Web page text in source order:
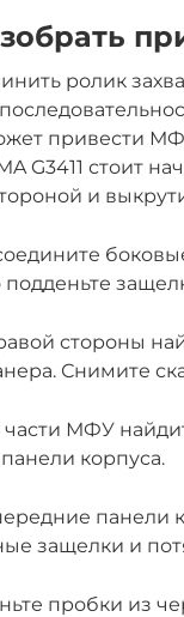
ролик
привести
G3411 стоит
и
подденьте
стороны
Снимите
части МФУ
корпуса.
панели
защелки и
пробки из